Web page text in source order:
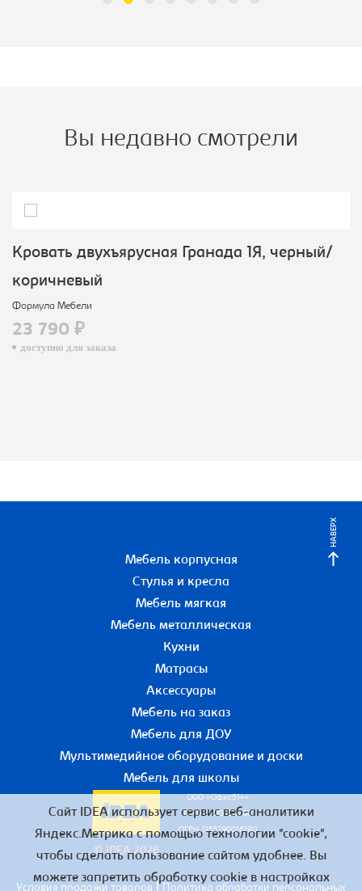
Вы недавно смотрели
Кровать двухъярусная Гранада 1Я, черный/
коричневый
Формула Мебели
23 790 ₽
доступно для заказа
НАВЕРХ
Мебель корпусная
Стулья и кресла
Мебель мягкая
Мебель металлическая
Кухни
Матрасы
Аксессуары
Мебель на заказ
Мебель для ДОУ
Мультимедийное оборудование и доски
Мебель для школы
© IDEA 2026
ООО «Офис51+»
ИНН 5190055780
ОГРН 1155190016190
|
Сайт IDEA использует сервис веб-аналитики
Яндекс.Метрика с помощью технологии "cookie",
чтобы сделать пользование сайтом удобнее. Вы
можете запретить обработку cookie в настройках